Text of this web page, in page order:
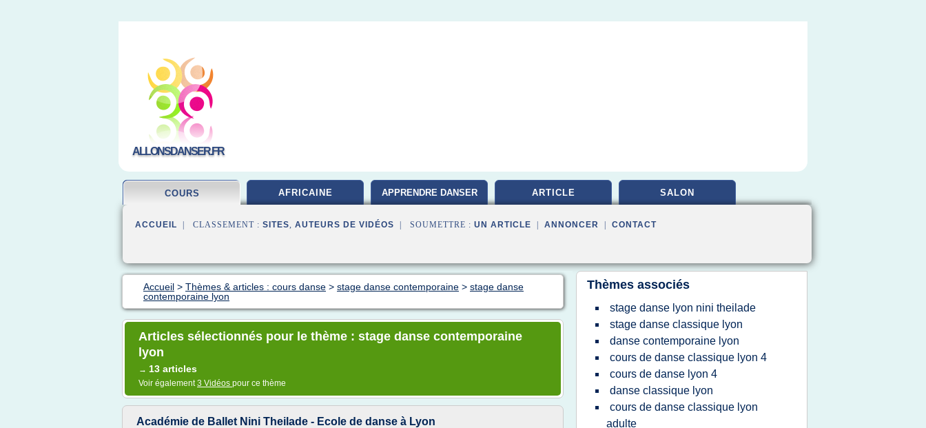
ALLONSDANSER.FR
COURS AFRICAINE APPRENDRE DANSER ARTICLE SALON
ACCUEIL | CLASSEMENT : SITES, AUTEURS DE VIDÉOS | SOUMETTRE : UN ARTICLE ANNONCER CONTACT
Accueil > Thèmes & articles : cours danse > stage danse contemporaine > stage danse
contemporaine lyon
Articles sélectionnés pour le thème : stage danse contemporaine
lyon
→ 13 articles
Voir également3 Vidéos pour ce thème
Académie de Ballet Nini Theilade - Ecole de danse à Lyon
Thèmes associés
stage danse lyon nini theilade
stage danse classique lyon
danse contemporaine lyon
cours de danse classique lyon 4
cours de danse lyon 4
danse classique lyon
cours de danse classique lyon
adulte